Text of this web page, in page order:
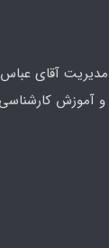
آموزش